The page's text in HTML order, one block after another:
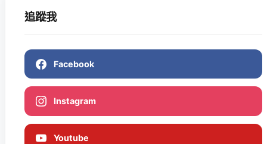
追蹤我
Facebook
Instagram
Youtube